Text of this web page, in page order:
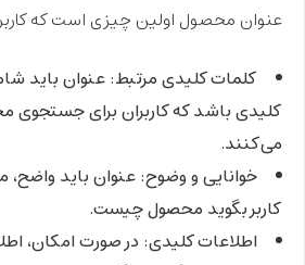
عنوان محصول اولین چیزی است که
کلمات کلیدی مرتبط:عنوان باید
کلیدی باشد که کاربران برای جستجوی
می‌کنند.
خوانایی و وضوح:عنوان باید واضح،
کاربر بگوید محصول چیست.
اطلاعات کلیدی: در صورت امکان،